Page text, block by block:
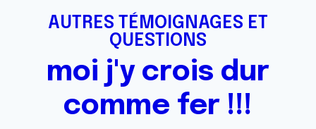
AUTRES TÉMOIGNAGES ET
QUESTIONS
moi j'y crois dur
comme fer !!!